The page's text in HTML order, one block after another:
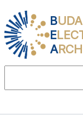
B
E
A